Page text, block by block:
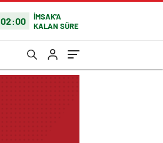
02:00
İMSAK'A
KALAN SÜRE